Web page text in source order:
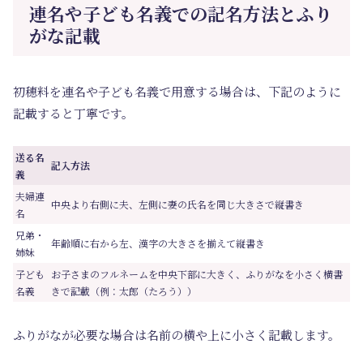
連名や子ども名義での記名方法とふり
がな記載
初穂料を連名や子ども名義で用意する場合は、下記のように
記載すると丁寧です。
送る名
義
記入方法
夫婦連
名
中央より右側に夫、左側に妻の氏名を同じ大きさで縦書き
兄弟・
姉妹
年齢順に右から左、漢字の大きさを揃えて縦書き
子ども
名義
お子さまのフルネームを中央下部に大きく、ふりがなを小さく横書
きで記載（例：太郎（たろう））
ふりがなが必要な場合は名前の横や上に小さく記載します。